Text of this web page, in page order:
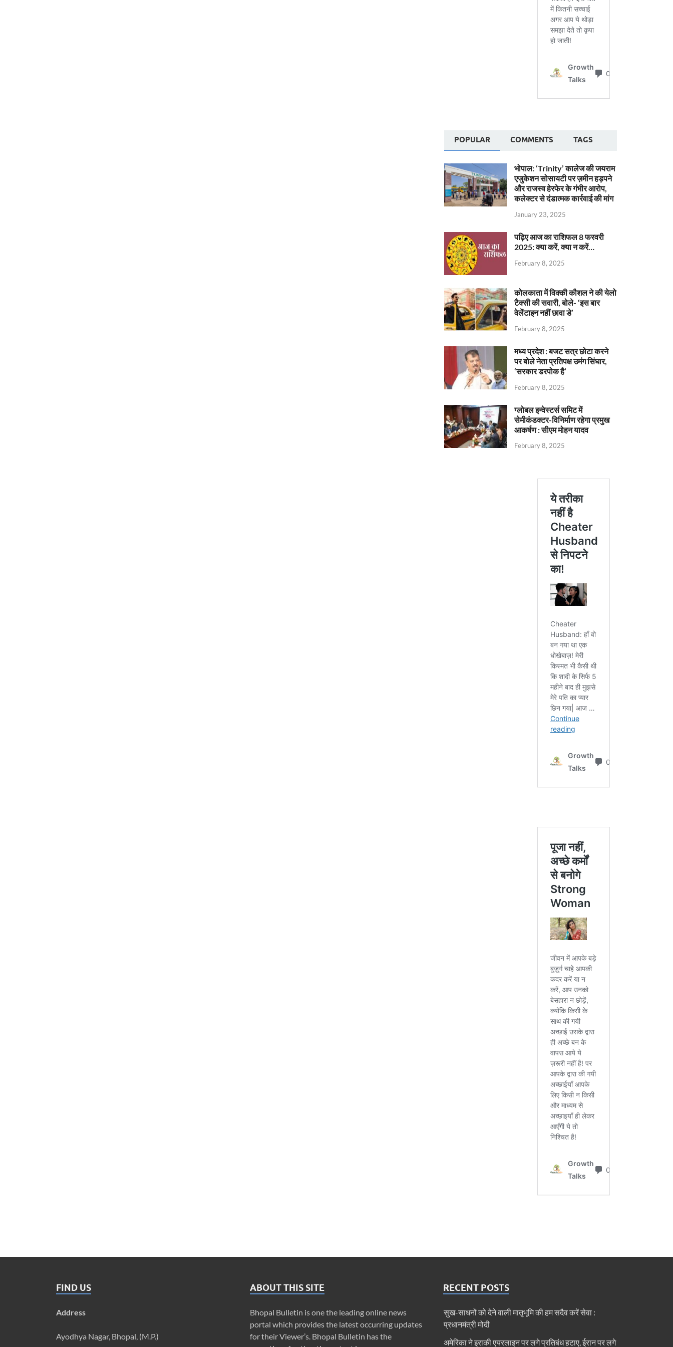
POPULAR COMMENTS TAGS
भोपाल: ‘Trinity’ कालेज की जयराम
एजुकेशन सोसायटी पर ज़मीन हड़पने
और राजस्व हेरफेर के गंभीर आरोप,
कलेक्टर से दंडात्मक कार्रवाई की मांग
January 23, 2025
पढ़िए आज का राशिफल 8 फरवरी
2025: क्या करें, क्या न करें…
February 8, 2025
कोलकाता में विक्की कौशल ने की येलो
टैक्सी की सवारी, बोले- ‘इस बार
वेलेंटाइन नहीं छावा डे’
February 8, 2025
मध्य प्रदेश : बजट सत्र छोटा करने
पर बोले नेता प्रतिपक्ष उमंग सिंघार,
‘सरकार डरपोक है’
February 8, 2025
ग्लोबल इन्वेस्टर्स समिट में
सेमीकंडक्टर-विनिर्माण रहेगा प्रमुख
आकर्षण : सीएम मोहन यादव
February 8, 2025
FIND US
Address
Ayodhya Nagar, Bhopal, (M.P.)
ABOUT THIS SITE
Bhopal Bulletin is one the leading online news
portal which provides the latest occurring updates
for their Viewer’s. Bhopal Bulletin has the
RECENT POSTS
सुख-साधनों को देने वाली मातृभूमि की हम सदैव करें सेवा :
प्रधानमंत्री मोदी
अमेरिका ने इराकी एयरलाइन पर लगे प्रतिबंध हटाए, ईरान पर लगे